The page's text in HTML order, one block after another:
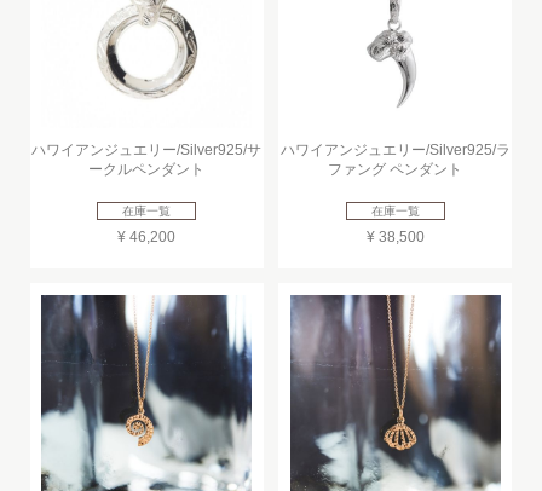
ハワイアンジュエリー/Silver925/サ
ークルペンダント
在庫一覧
¥ 46,200
ハワイアンジュエリー/Silver925/ラ
ファング ペンダント
在庫一覧
¥ 38,500